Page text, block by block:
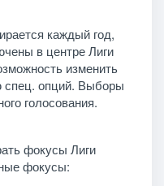
каждый год,
в центре Лиги
изменить
спец. опций. Выборы
голосования.
фокусы Лиги
фокусы: